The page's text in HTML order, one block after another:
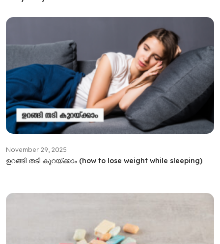
November 29, 2025
ഉറങ്ങി തടി കുറയ്ക്കാം (how to lose weight while sleeping)